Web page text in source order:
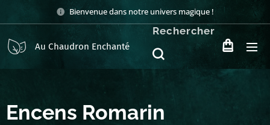
Bienvenue dans notre univers magique !
Au Chaudron Enchanté
Rechercher
Encens Romarin